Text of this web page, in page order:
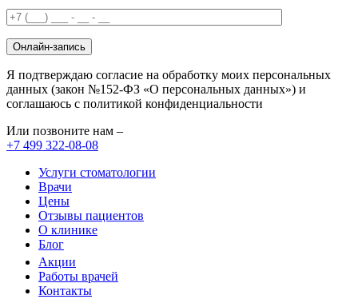
Онлайн-запись
Я подтверждаю согласие на обработку моих персональных
данных (закон №152-ФЗ «О персональных данных») и
соглашаюсь с политикой конфиденциальности
Или позвоните нам –
+7 499 322-08-08
Услуги стоматологии
Врачи
Цены
Отзывы пациентов
О клинике
Блог
Акции
Работы врачей
Контакты